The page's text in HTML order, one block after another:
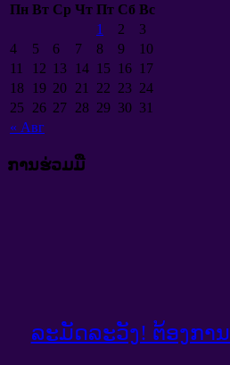
Пн Вт Ср Чт Пт Сб Вс
« Авг
1 2
3
4
5 6 7 8 9
10
11
12 13 14 15 16 17
18
19 20 21 22 23 24
25 26 27 28 29 30 31
ການຮ່ວມມື
ລະມັດລະວັງ! ຕ້ອງການ